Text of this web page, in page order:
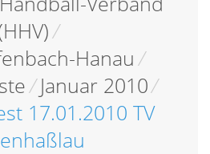
/
Hanau/
/ Januar 2010/
17.01.2010 TV